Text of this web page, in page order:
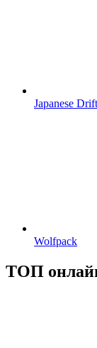
Japanese
Wolfpack
ТОП